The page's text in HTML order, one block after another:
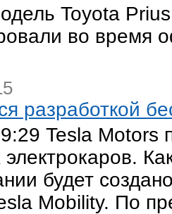
Toyota
во время
разработкой
Tesla Motors
будет
Mobility. По